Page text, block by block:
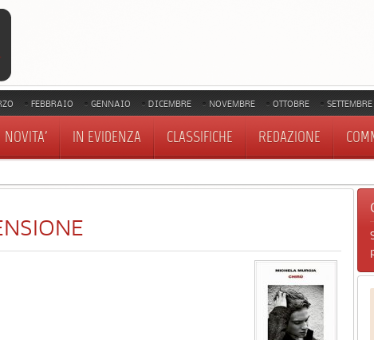
FEBBRAIO GENNAIO DICEMBRE NOVEMBRE OTTOBRE SETTEMBRE
NOVITA' IN EVIDENZA CLASSIFICHE REDAZIONE